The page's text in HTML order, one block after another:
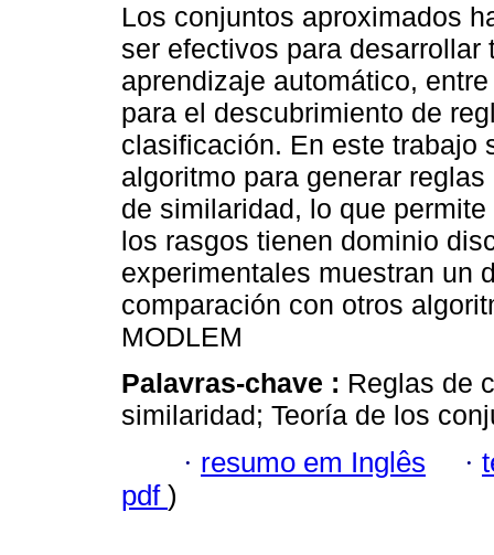
Los conjuntos aproximados
ser efectivos para desarrollar
aprendizaje automático,
para el descubrimiento de
clasificación. En este trabajo
algoritmo para generar
de similaridad, lo que
los rasgos tienen dominio
experimentales muestran un
comparación con otros
MODLEM
Palavras-chave : Reglas de
similaridad; Teoría de los
· resumo em Inglês ·
pdf )